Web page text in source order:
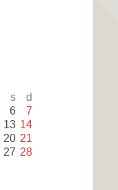
s d
6 7
13 14
20 21
27 28